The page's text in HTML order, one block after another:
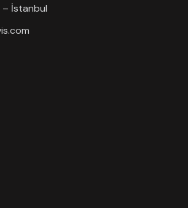
– İstanbul